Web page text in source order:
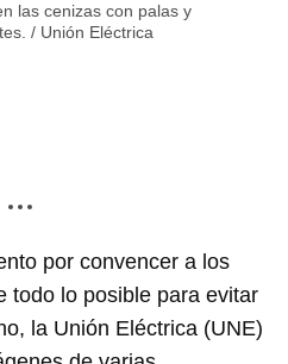
las cenizas con palas y
/ Unión Eléctrica
por convencer a los
todo lo posible para evitar
la Unión Eléctrica (UNE)